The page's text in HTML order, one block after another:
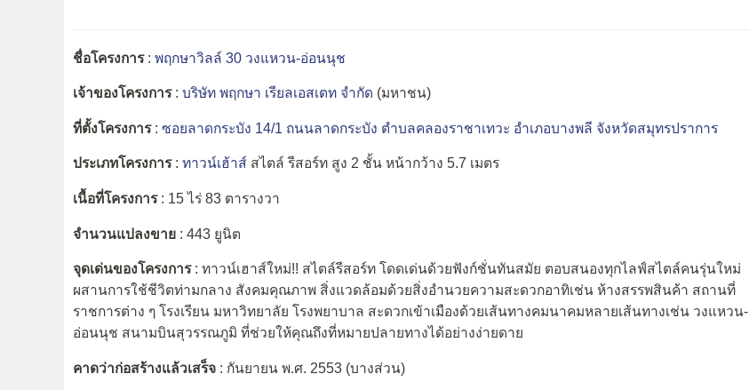
ชื่อโครงการ: พฤกษาวิลล์ 30 วงแหวน-อ่อนนุช
เจ้าของโครงการ: บริษัท พฤกษา เรียลเอสเตท จำกัด (มหาชน)
ที่ตั้งโครงการ: ซอยลาดกระบัง 14/1 ถนนลาดกระบัง ตำบลคลองราชาเทวะ อำเภอบางพลี จังหวัดสมุทรปราการ
ประเภทโครงการ: ทาวน์เฮ้าส์ สไตล์ รีสอร์ท สูง 2 ชั้น หน้ากว้าง 5.7 เมตร
เนื้อที่โครงการ: 15 ไร่ 83 ตารางวา
จำนวนแปลงขาย : 443 ยูนิต
จุดเด่นของโครงการ: ทาวน์เฮาส์ใหม่!! สไตล์รีสอร์ท โดดเด่นด้วยฟังก์ชั่นทันสมัย ตอบสนองทุกไลฟ์สไตล์คนรุ่นใหม่
ผสานการใช้ชีวิตท่ามกลาง สังคมคุณภาพ สิ่งแวดล้อมด้วยสิ่งอำนวยความสะดวกอาทิเช่น ห้างสรรพสินค้า สถานที่
ราชการต่าง ๆ โรงเรียน มหาวิทยาลัย โรงพยาบาล สะดวกเข้าเมืองด้วยเส้นทางคมนาคมหลายเส้นทางเช่น วงแหวน-
อ่อนนุช สนามบินสุวรรณภูมิ ที่ช่วยให้คุณถึงที่หมายปลายทางได้อย่างง่ายดาย
คาดว่าก่อสร้างแล้วเสร็จ : กันยายน พ.ศ. 2553 (บางส่วน)